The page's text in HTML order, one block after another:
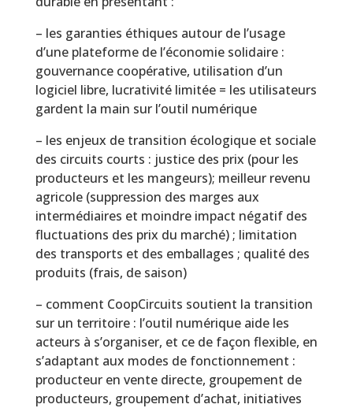
– les garanties éthiques autour de l’usage
d’une plateforme de l’économie solidaire :
gouvernance coopérative, utilisation d’un
logiciel libre, lucrativité limitée = les utilisateurs
gardent la main sur l’outil numérique
– les enjeux de transition écologique et sociale
des circuits courts : justice des prix (pour les
producteurs et les mangeurs); meilleur revenu
agricole (suppression des marges aux
intermédiaires et moindre impact négatif des
fluctuations des prix du marché) ; limitation
des transports et des emballages ; qualité des
produits (frais, de saison)
– comment CoopCircuits soutient la transition
sur un territoire : l’outil numérique aide les
acteurs à s’organiser, et ce de façon flexible, en
s’adaptant aux modes de fonctionnement :
producteur en vente directe, groupement de
producteurs, groupement d’achat, initiatives